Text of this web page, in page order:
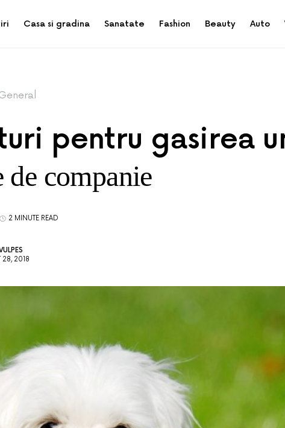
Casa si gradina Sanatate Fashion Beauty Auto
pentru gasirea
de companie
2 MINUTE READ
28, 2018